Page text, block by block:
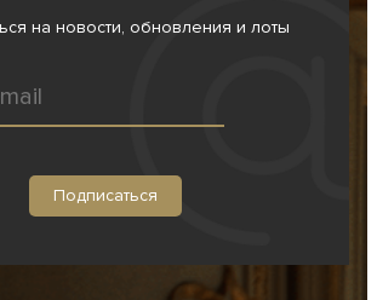
на новости, обновления и лоты